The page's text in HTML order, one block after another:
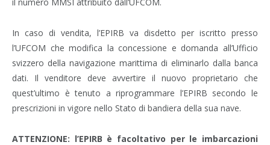
In caso di vendita, l’EPIRB va disdetto per iscritto presso
l’UFCOM che modifica la concessione e domanda all’Ufficio
svizzero della navigazione marittima di eliminarlo dalla banca
dati. Il venditore deve avvertire il nuovo proprietario che
quest’ultimo è tenuto a riprogrammare l’EPIRB secondo le
prescrizioni in vigore nello Stato di bandiera della sua nave.
ATTENZIONE: l’EPIRB è facoltativo per le imbarcazioni